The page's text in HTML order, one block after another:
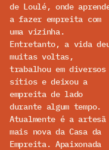
de Loulé, onde
a fazer empreita com
uma vizinha.
Entretanto, a vida
muitas voltas,
trabalhou em diversos
sítios e deixou a
empreita de lado
durante algum tempo.
Atualmente é a artesã
mais nova da Casa da
Empreita. Apaixonada